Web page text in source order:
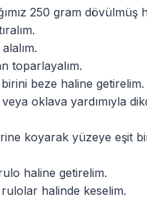
250 gram dövülmüş
toparlayalım.
beze haline getirelim.
oklava yardımıyla
koyarak yüzeye eşit
haline getirelim.
halinde keselim.